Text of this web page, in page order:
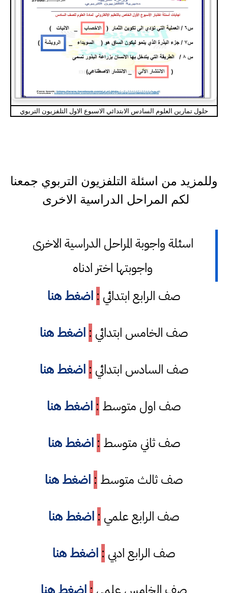
حلول تمارين العلوم السادس الابتدائي الاسبوع الاول التلفزيون التربوي
وللمزيد من اسئلة التلفزيون التربوي جمعنا
لكم المراحل الدراسية الاخرى
اسئلة واجوبة المراحل الدراسية الاخرى
واجوبتها اختر ادناه
صف الرابع ابتدائي : اضغط هنا
صف الخامس ابتدائي : اضغط هنا
صف السادس ابتدائي : اضغط هنا
صف اول متوسط : اضغط هنا
صف ثاني متوسط : اضغط هنا
صف ثالث متوسط : اضغط هنا
صف الرابع علمي : اضغط هنا
صف الرابع ادبي : اضغط هنا